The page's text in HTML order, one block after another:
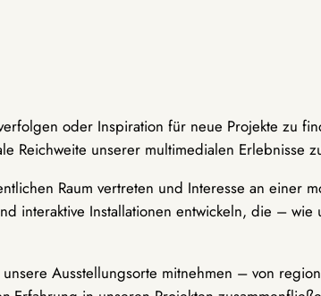
oder Inspiration für neue Projekte zu
Reichweite unserer multimedialen Erlebnisse
Raum vertreten und Interesse an einer
interaktive Installationen entwickeln, die –
Ausstellungsorte mitnehmen – von